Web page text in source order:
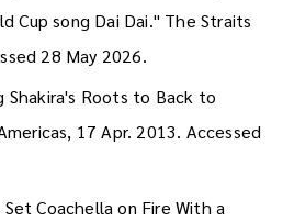
Shakira and Burna Boy
Cup song Dai Dai." The Straits
Roots to Back to
17 Apr. 2013. Accessed